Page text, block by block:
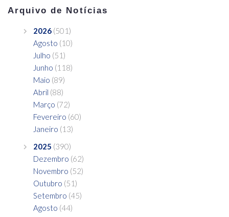
Arquivo de Notícias
2026 (501)
Agosto (10)
Julho (51)
Junho (118)
Maio (89)
Abril (88)
Março (72)
Fevereiro (60)
Janeiro (13)
2025 (390)
Dezembro (62)
Novembro (52)
Outubro (51)
Setembro (45)
Agosto (44)